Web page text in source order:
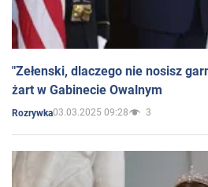
"Zełenski, dlaczego nie nosisz
żart w Gabinecie Owalnym
Rozrywka03.03.2025 09:28 3